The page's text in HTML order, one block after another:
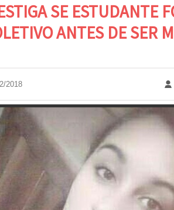
SE ESTUDANTE
ANTES DE SER
2018